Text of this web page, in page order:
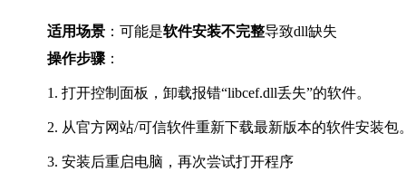
适用场景 ：可能是软件安装不完整导致dll缺失
操作步骤 ：
1. 打开控制面板，卸载报错“libcef.dll丢失”的软件。
2. 从官方网站/可信软件重新下载最新版本的软件安装包
3. 安装后重启电脑，再次尝试打开程序